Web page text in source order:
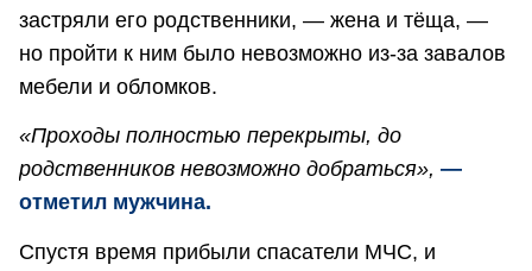
застряли его родственники, — жена и тёща, —
но пройти к ним было невозможно из-за завалов
мебели и обломков.
«Проходы полностью перекрыты, до
родственников невозможно добраться», —
отметил мужчина.
Спустя время прибыли спасатели МЧС, и